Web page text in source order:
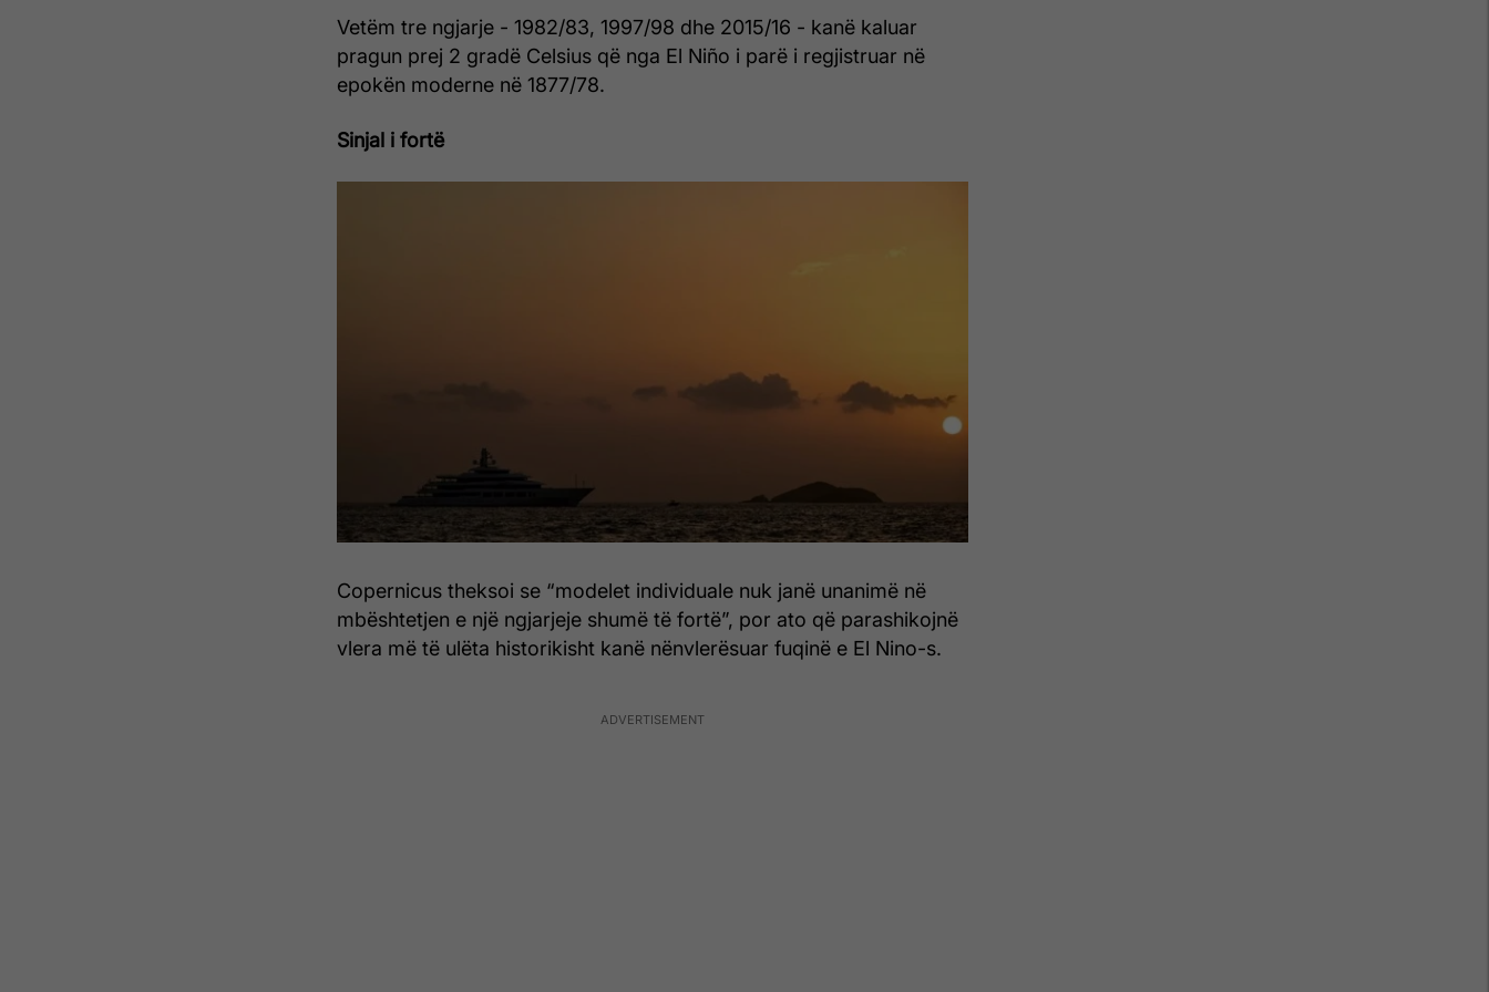
Vetëm tre ngjarje - 1982/83, 1997/98 dhe 2015/16 - kanë kaluar
pragun prej 2 gradë Celsius që nga El Niño i parë i regjistruar në
epokën moderne në 1877/78.
Sinjal i fortë
Copernicus theksoi se “modelet individuale nuk janë unanimë në
mbështetjen e një ngjarjeje shumë të fortë”, por ato që parashikojnë
vlera më të ulëta historikisht kanë nënvlerësuar fuqinë e El Nino-s.